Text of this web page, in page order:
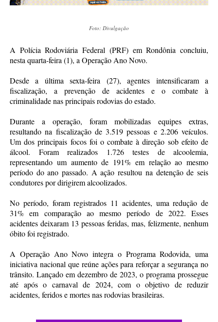
Foto: Divulgação
A Polícia Rodoviária Federal (PRF) em Rondônia concluiu,
nesta quarta-feira (1), a Operação Ano Novo.
Desde a última sexta-feira (27), agentes intensificaram a
fiscalização, a prevenção de acidentes e o combate à
criminalidade nas principais rodovias do estado.
Durante a operação, foram mobilizadas equipes extras,
resultando na fiscalização de 3.519 pessoas e 2.206 veículos.
Um dos principais focos foi o combate à direção sob efeito de
álcool. Foram realizados 1.726 testes de alcoolemia,
representando um aumento de 191% em relação ao mesmo
período do ano passado. A ação resultou na detenção de seis
condutores por dirigirem alcoolizados.
No período, foram registrados 11 acidentes, uma redução de
31% em comparação ao mesmo período de 2022. Esses
acidentes deixaram 13 pessoas feridas, mas, felizmente, nenhum
óbito foi registrado.
A Operação Ano Novo integra o Programa Rodovida, uma
iniciativa nacional que reúne ações para reforçar a segurança no
trânsito. Lançado em dezembro de 2023, o programa prossegue
até após o carnaval de 2024, com o objetivo de reduzir
acidentes, feridos e mortes nas rodovias brasileiras.